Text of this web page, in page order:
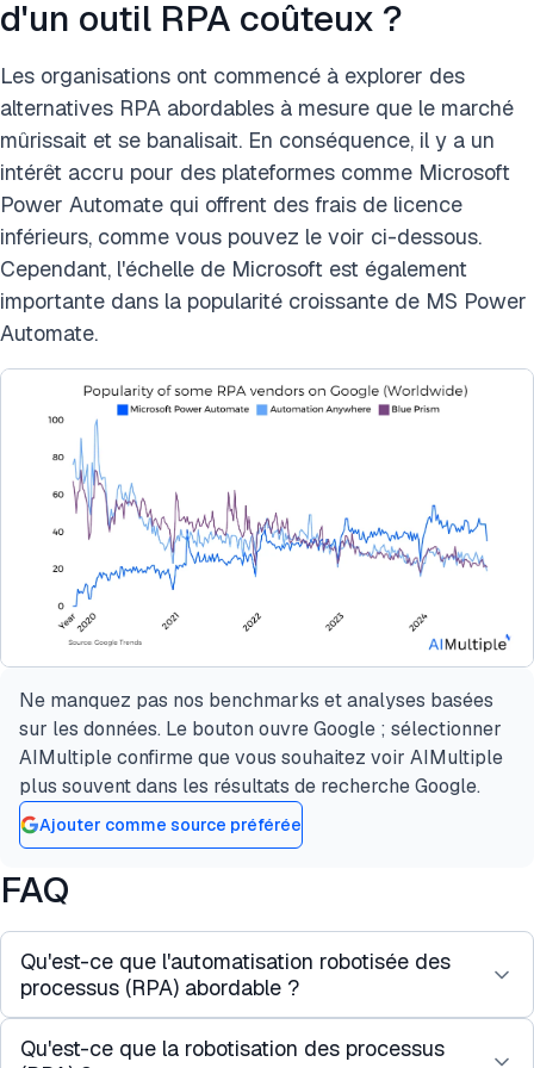
d'un outil RPA coûteux ?
Les organisations ont commencé à explorer des
alternatives RPA abordables à mesure que le marché
mûrissait et se banalisait. En conséquence, il y a un
intérêt accru pour des plateformes comme Microsoft
Power Automate qui offrent des frais de licence
inférieurs, comme vous pouvez le voir ci-dessous.
Cependant, l'échelle de Microsoft est également
importante dans la popularité croissante de MS Power
Automate.
Ne manquez pas nos benchmarks et analyses basées
sur les données. Le bouton ouvre Google ; sélectionner
AIMultiple confirme que vous souhaitez voir AIMultiple
plus souvent dans les résultats de recherche Google.
Ajouter comme source préférée
FAQ
Qu'est-ce que l'automatisation robotisée des
processus (RPA) abordable ?
Les outils RPA abordables offrent les mêmes
Qu'est-ce que la robotisation des processus